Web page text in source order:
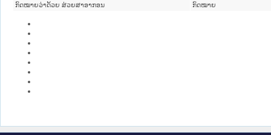
ກົດໝາຍວ່າດ້ວຍ ສ່ວຍສາອາກອນ
ກົດໝາຍ